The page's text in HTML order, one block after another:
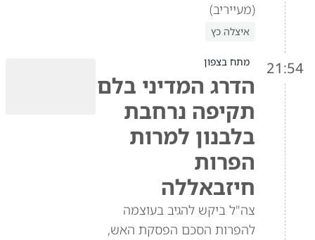
(מעייריב)
איצלה כץ
21:54 מתח בצפון
הדרג המדיני בלם
תקיפה נרחבת
בלבנון למרות
הפרות
חיזבאללה
צה"ל ביקש להגיב בעוצמה
להפרות הסכם הפסקת האש,